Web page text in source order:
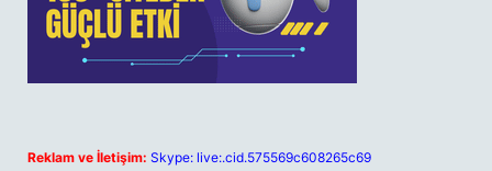
Reklam ve İletişim: Skype: live:.cid.575569c608265c69